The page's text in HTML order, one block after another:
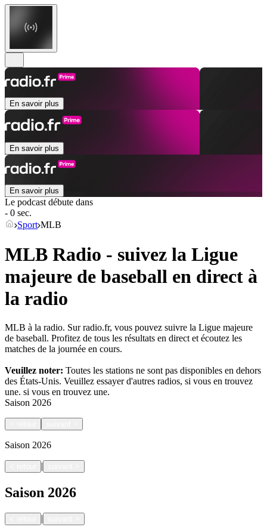
En savoir plus
En savoir plus
En savoir plus
Le podcast débute dans
- 0 sec.
Sport MLB
MLB Radio - suivez la Ligue
majeure de baseball en direct à
la radio
MLB à la radio. Sur radio.fr, vous pouvez suivre la Ligue majeure
de baseball. Profitez de tous les résultats en direct et écoutez les
matches de la journée en cours.
Veuillez noter: Toutes les stations ne sont pas disponibles en dehors
des États-Unis. Veuillez essayer d'autres radios, si vous en trouvez
une. si vous en trouvez une.
Saison 2026
Saison 2026
|
Saison 2026
|